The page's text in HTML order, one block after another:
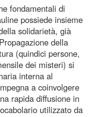
fondamentali di
possiede insieme
solidarietà, già
della
(quindici persone,
dei misteri) si
interna al
a coinvolgere
rapida diffusione in
utilizzato da